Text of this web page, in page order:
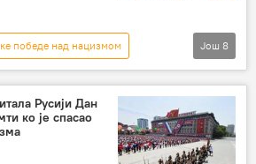
победе над нацизмом
Свет – политика
Лула да Силва
Дан победе
Још 8
Русији Дан
ко је спасао